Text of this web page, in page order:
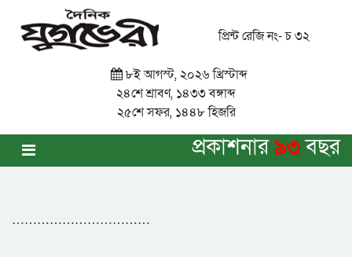
প্রিন্ট রেজি নং- চ ৩২
৮ই আগস্ট, ২০২৬ খ্রিস্টাব্দ
২৪শে শ্রাবণ, ১৪৩৩ বঙ্গাব্দ
২৫শে সফর, ১৪৪৮ হিজরি
প্রকাশনার৯৩বছর
……………………………